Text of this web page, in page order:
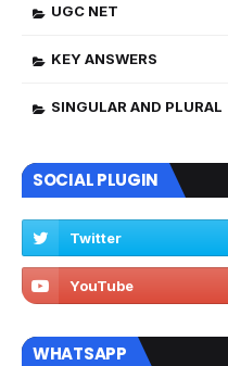
UGC NET
KEY ANSWERS
SINGULAR AND PLURAL
SOCIAL PLUGIN
WHATSAPP